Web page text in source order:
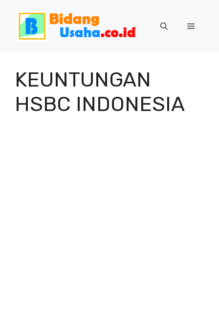
Menu
KEUNTUNGAN
HSBC INDONESIA